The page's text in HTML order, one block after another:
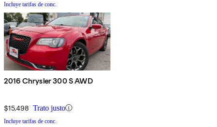
Incluye tarifas de conc.
2016 Chrysler 300 S AWD
$15,498 Trato justo
Incluye tarifas de conc.